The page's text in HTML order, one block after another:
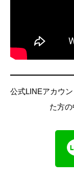
公式LINEアカウ
た方